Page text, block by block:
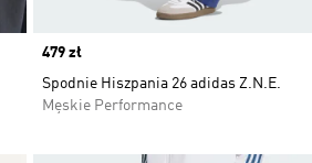
Price
479 zł
Spodnie Hiszpania 26 adidas Z.N.E.
Męskie Performance